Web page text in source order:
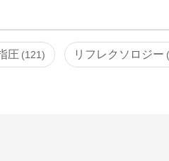
圧 121 リフレクソロジー